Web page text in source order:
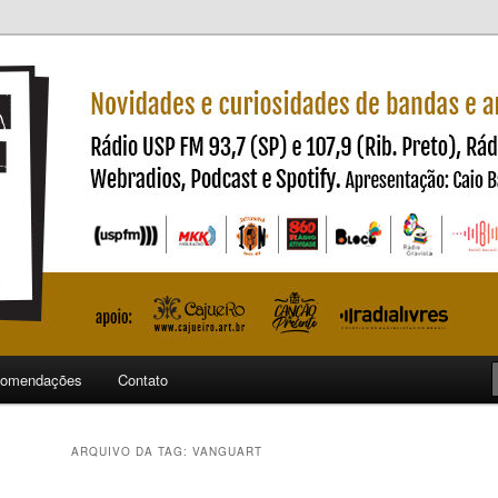
Contato
ARQUIVO DA TAG: VANGUART